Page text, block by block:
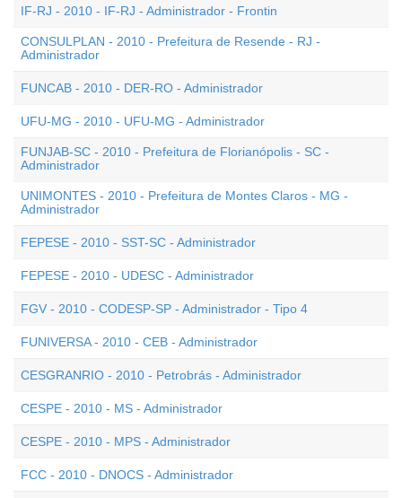
IF-RJ - 2010 - IF-RJ - Administrador - Frontin
CONSULPLAN - 2010 - Prefeitura de Resende - RJ -
Administrador
FUNCAB - 2010 - DER-RO - Administrador
UFU-MG - 2010 - UFU-MG - Administrador
FUNJAB-SC - 2010 - Prefeitura de Florianópolis - SC -
Administrador
UNIMONTES - 2010 - Prefeitura de Montes Claros - MG -
Administrador
FEPESE - 2010 - SST-SC - Administrador
FEPESE - 2010 - UDESC - Administrador
FGV - 2010 - CODESP-SP - Administrador - Tipo 4
FUNIVERSA - 2010 - CEB - Administrador
CESGRANRIO - 2010 - Petrobrás - Administrador
CESPE - 2010 - MS - Administrador
CESPE - 2010 - MPS - Administrador
FCC - 2010 - DNOCS - Administrador